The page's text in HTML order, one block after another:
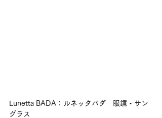
Lunetta BADA：ルネッタバダ　眼鏡・サン
グラス